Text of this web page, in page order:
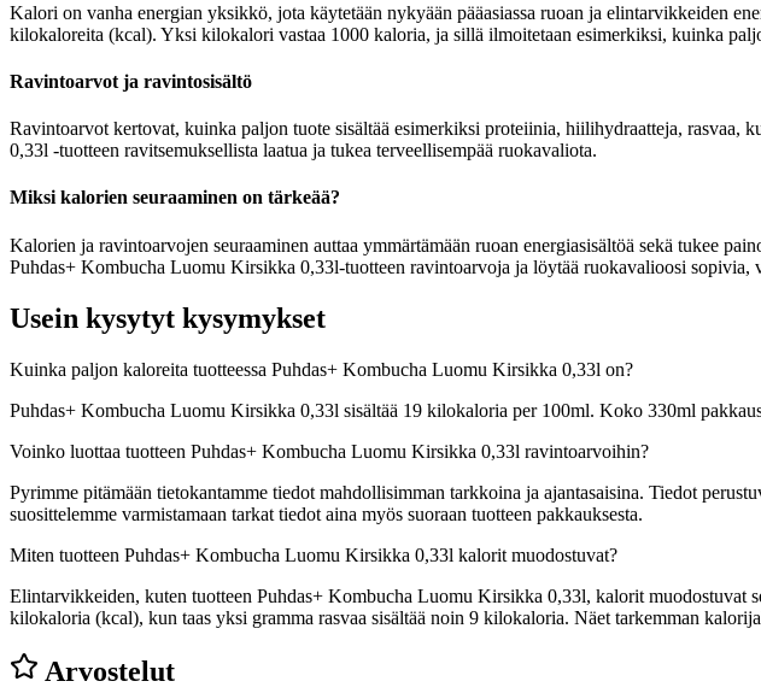
Kalori on vanha energian yksikkö, jota käytetään nykyään pääasiassa ruoan ja elintarvikkeiden
kilokaloreita (kcal). Yksi kilokalori vastaa 1000 kaloria, ja sillä ilmoitetaan esimerkiksi, kuinka
Ravintoarvot ja ravintosisältö
Ravintoarvot kertovat, kuinka paljon tuote sisältää esimerkiksi proteiinia, hiilihydraatteja,
0,33l -tuotteen ravitsemuksellista laatua ja tukea terveellisempää ruokavaliota.
Miksi kalorien seuraaminen on tärkeää?
Kalorien ja ravintoarvojen seuraaminen auttaa ymmärtämään ruoan energiasisältöä sekä tukee
Puhdas+ Kombucha Luomu Kirsikka 0,33l-tuotteen ravintoarvoja ja löytää ruokavalioosi sopivia,
Usein kysytyt kysymykset
Kuinka paljon kaloreita tuotteessa Puhdas+ Kombucha Luomu Kirsikka 0,33l on?
Puhdas+ Kombucha Luomu Kirsikka 0,33l sisältää 19 kilokaloria per 100ml. Koko 330ml
Voinko luottaa tuotteen Puhdas+ Kombucha Luomu Kirsikka 0,33l ravintoarvoihin?
Pyrimme pitämään tietokantamme tiedot mahdollisimman tarkkoina ja ajantasaisina. Tiedot
suosittelemme varmistamaan tarkat tiedot aina myös suoraan tuotteen pakkauksesta.
Miten tuotteen Puhdas+ Kombucha Luomu Kirsikka 0,33l kalorit muodostuvat?
Elintarvikkeiden, kuten tuotteen Puhdas+ Kombucha Luomu Kirsikka 0,33l, kalorit muodostuvat
kilokaloria (kcal), kun taas yksi gramma rasvaa sisältää noin 9 kilokaloria. Näet tarkemman
Arvostelut